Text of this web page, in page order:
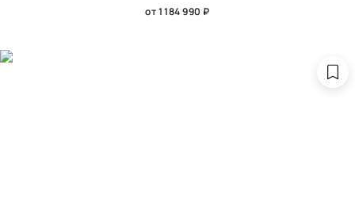
от 1 184 990 ₽